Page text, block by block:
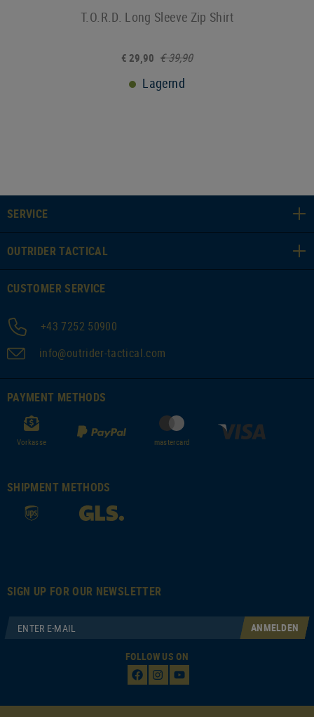
T.O.R.D. Long Sleeve Zip Shirt
€ 29,90 € 39,90
Lagernd
SERVICE
OUTRIDER TACTICAL
CUSTOMER SERVICE
+43 7252 50900
info@outrider-tactical.com
PAYMENT METHODS
Vorkasse mastercard
SHIPMENT METHODS
SIGN UP FOR OUR NEWSLETTER
ANMELDEN
FOLLOW US ON